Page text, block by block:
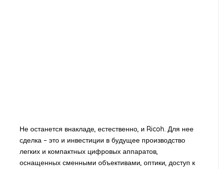
Не останется внакладе, естественно, и Ricoh. Для нее
сделка – это и инвестиции в будущее производство
легких и компактных цифровых аппаратов,
оснащенных сменными объективами, оптики, доступ к